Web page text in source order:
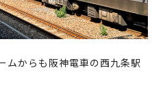
ムからも阪神電車の西九条駅